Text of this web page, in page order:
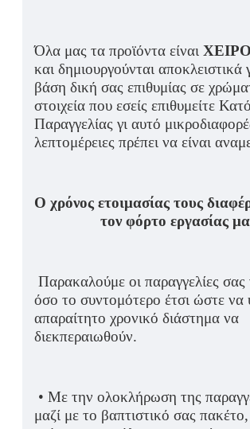
Όλα μας τα προϊόντα είναι
και δημιουργούνται αποκλειστικά
βάση δική σας επιθυμίας σε
στοιχεία που εσείς επιθυμείτε
Παραγγελίας γι αυτό
λεπτομέρειες πρέπει να είναι
Ο χρόνος ετοιμασίας τους
τον φόρτο εργασίας
Παρακαλούμε οι παραγγελίες σας
όσο το συντομότερο έτσι ώστε να
απαραίτητο χρονικό διάστημα να
διεκπεραιωθούν.
• Με την ολοκλήρωση της
μαζί με το βαπτιστικό σας